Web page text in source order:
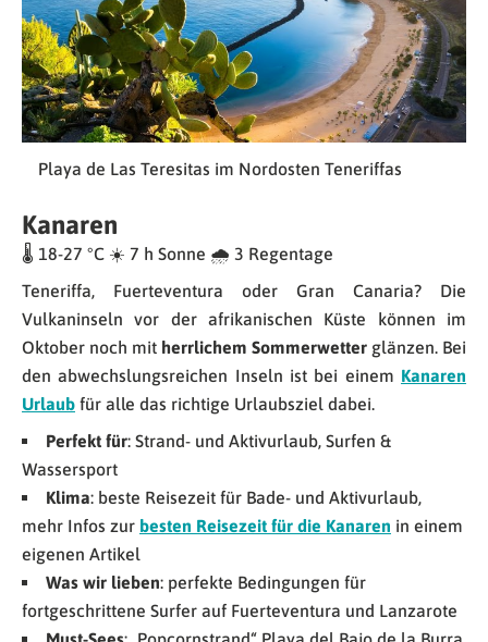
Playa de Las Teresitas im Nordosten Teneriffas
Kanaren
🌡 18-27 °C ☀️ 7 h Sonne 🌧 3 Regentage
Teneriffa, Fuerteventura oder Gran Canaria? Die
Vulkaninseln vor der afrikanischen Küste können im
Oktober noch mit herrlichem Sommerwetter glänzen. Bei
den abwechslungsreichen Inseln ist bei einem Kanaren
Urlaub für alle das richtige Urlaubsziel dabei.
Perfekt für: Strand- und Aktivurlaub, Surfen &
Wassersport
Klima: beste Reisezeit für Bade- und Aktivurlaub,
mehr Infos zur besten Reisezeit für die Kanaren in einem
eigenen Artikel
Was wir lieben: perfekte Bedingungen für
fortgeschrittene Surfer auf Fuerteventura und Lanzarote